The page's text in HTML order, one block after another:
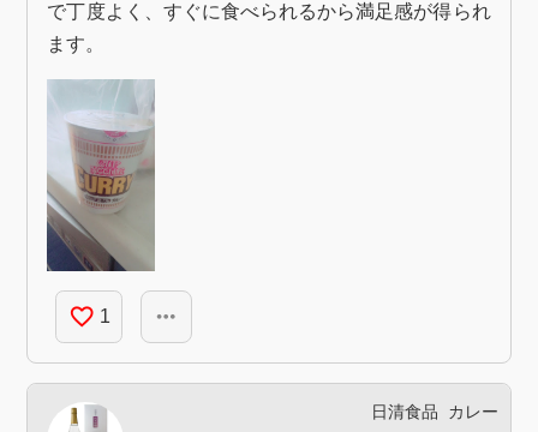
で丁度よく、すぐに食べられるから満足感が得られ
ます。
favorite_border 1 more_horiz
日清食品 カレー